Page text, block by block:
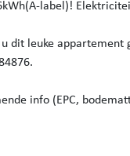
label)!
dit leuke appartement
info (EPC,